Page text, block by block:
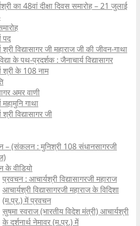
का 48वां दीक्षा दिवस समारोह – 21 जुलाई
पद
विद्यासागर जी महाराज जी की जीवन-गाथा
के पथ-प्रदर्शक : जैनाचार्य विद्यासागर
श्री के 108 नाम
अमर वाणी
गाथा
विद्यासागर जी
– (संकलन : मुनिश्री 108 संधानसागरजी
के वीडियो
प्रवचन : आचार्यश्री ‍विद्यासागरजी महाराज
आचार्यश्री विद्यासागरजी महाराज के विदिशा
(म.प्र.) में प्रवचन
सुषमा स्वराज (भारतीय विदेश मंत्री) आचार्यश्री
के दर्शनार्थ नेमावर (म.प्र.) में